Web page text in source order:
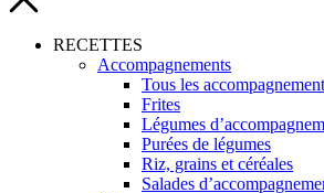
RECETTES
Accompagnements
Tous les
Frites
Légumes
Purées de légumes
Riz, grains et céréales
Salades